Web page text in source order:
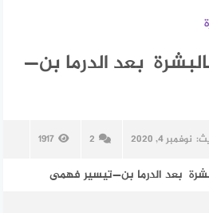
بعد الدرما بن—
نوفمبر 4, 2020 2
1917